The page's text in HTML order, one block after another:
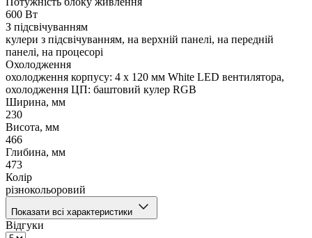
600 Вт
З підсвічуванням
кулери з підсвічуванням, на верхній панелі, на передній
панелі, на процесорі
Охолодження
охолодження корпусу: 4 x 120 мм White LED вентилятора,
охолодження ЦП: баштовий кулер RGB
Ширина, мм
230
Висота, мм
466
Глибина, мм
473
Колір
різнокольоровий
Показати всі характеристики
Відгуки